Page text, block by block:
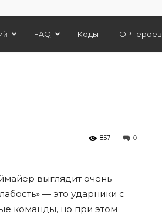
FAQ Коды TOP Героев
0
857
выглядит очень
— это ударники с
команды, но при этом